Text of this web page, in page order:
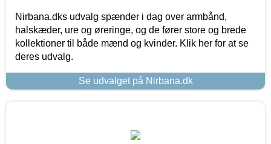
Nirbana.dks udvalg spænder i dag over armbånd,
halskæder, ure og øreringe, og de fører store og brede
kollektioner til både mænd og kvinder. Klik her for at se
deres udvalg.
Se udvalget på Nirbana.dk